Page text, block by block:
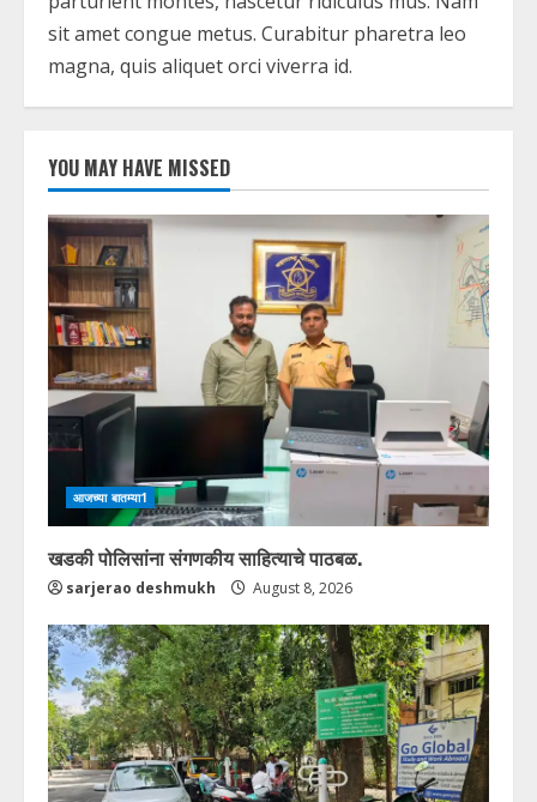
sit amet congue metus. Curabitur pharetra leo
magna, quis aliquet orci viverra id.
YOU MAY HAVE MISSED
आजच्या बातम्या1
खडकी पोलिसांना संगणकीय साहित्याचे पाठबळ.
sarjerao deshmukh August 8, 2026